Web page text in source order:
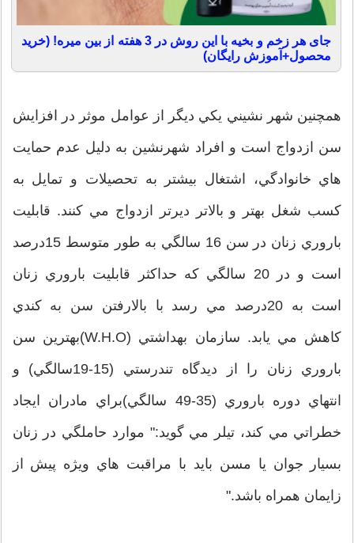
جای هر زخم و بخیه با این روش در 3 هفته از بین میره! (خرید
محصول+آموزش رایگان)
همچنين شهر نشيني يكي ديگر از عوامل موثر در افزايش
سن ازدواج است و افراد شهرنشين به دليل عدم حمايت
هاي خانوادگي، اشتغال بيشتر به تحصيلات و تمايل به
كسب شغل بهتر و بالاتر ديرتر ازدواج مي كنند. قابليت
باروري زنان در سن 16 سالگي به طور متوسط 15درصد
است و در 20 سالگي كه حداكثر قابليت باروري زنان
است به 20درصد مي رسد با بالارفتن سن به كندي
كاهش مي يابد. سازمان بهداشتي (W.H.O)بهترين سن
باروري زنان را از ديدگاه تندرستي (15-19سالگي) و
انتهاي دوره باروري (35-49 سالگي)براي مادران ايجاد
خطراتي مي كند، تيلر مي گويد:" موارد حاملگي در زنان
بسيار جوان يا مسن بايد با مراقبت هاي ويژه پيش از
زايمان همراه باشد."